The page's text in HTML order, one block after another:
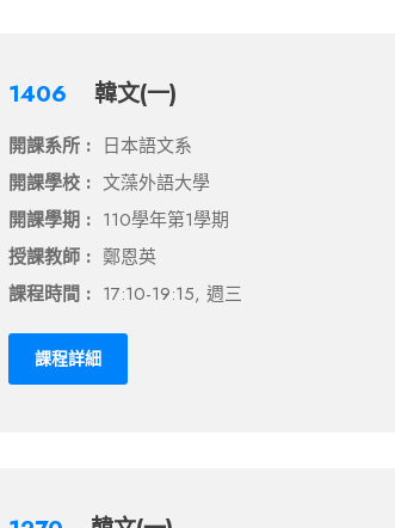
1406 韓文(一)
開課系所 : 日本語文系
開課學校 : 文藻外語大學
開課學期 : 110學年第1學期
授課教師 : 鄭恩英
課程時間 : 17:10-19:15, 週三
課程詳細